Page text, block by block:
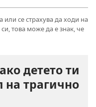
се страхува да ходи на
това може да е знак, че
детето ти
на трагично